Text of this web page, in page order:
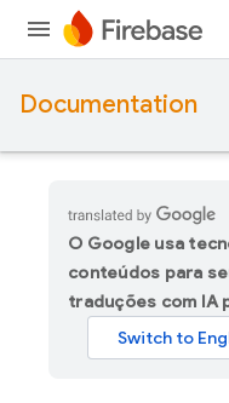
Documentation
O Google usa
conteúdos para
traduções com IA